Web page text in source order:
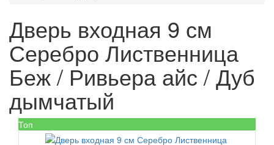
Дверь входная 9 см
Серебро Лиственница
Беж / Ривьера айс / Дуб
дымчатый
Топ